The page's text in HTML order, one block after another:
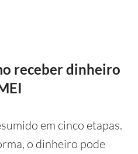
receber dinheiro
em cinco etapas.
o dinheiro pode